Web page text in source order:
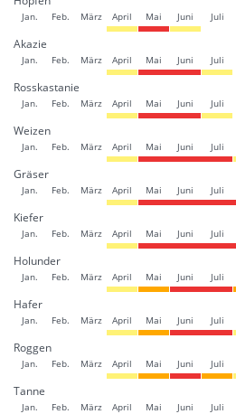
Jan. Feb. März April Mai Juni Juli
Akazie
Jan. Feb. März April Mai Juni Juli
Rosskastanie
Jan. Feb. März April Mai Juni Juli
Weizen
Jan. Feb. März April Mai Juni Juli
Gräser
Jan. Feb. März April Mai Juni Juli
Kiefer
Jan. Feb. März April Mai Juni Juli
Holunder
Jan. Feb. März April Mai Juni Juli
Hafer
Jan. Feb. März April Mai Juni Juli
Roggen
Jan. Feb. März April Mai Juni Juli
Tanne
Jan. Feb. März April Mai Juni Juli